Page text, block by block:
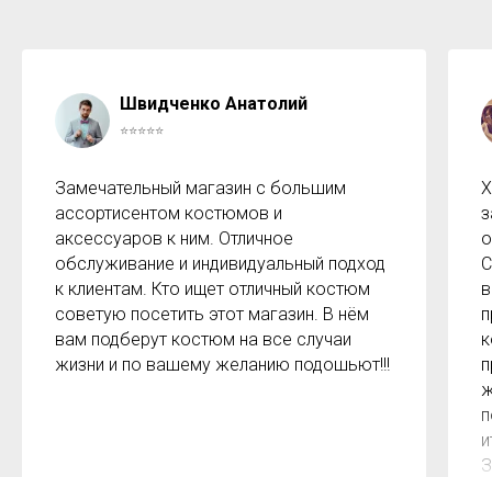
Швидченко Анатолий
⭐⭐⭐⭐⭐
Замечательный магазин с большим
ассортисентом костюмов и
аксессуаров к ним. Отличное
обслуживание и индивидуальный подход
к клиентам. Кто ищет отличный костюм
советую посетить этот магазин. В нём
вам подберут костюм на все случаи
жизни и по вашему желанию подошьют!!!